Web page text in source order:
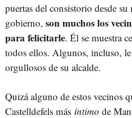
puertas del consistorio desde su
gobierno, son muchos los
para felicitarle. Él se muestra
todos ellos. Algunos, incluso,
orgullosos de su alcalde.
Quizá alguno de estos vecinos
Castelldefels más íntimo de